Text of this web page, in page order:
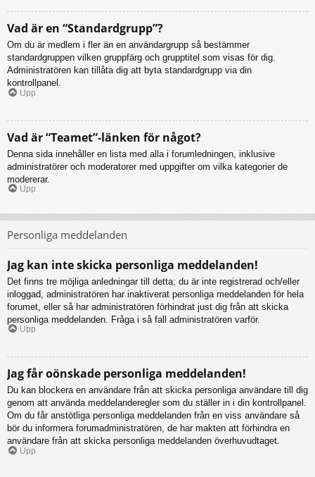
Vad är en “Standardgrupp”?
Om du är medlem i fler än en användargrupp så bestämmer
standardgruppen vilken gruppfärg och grupptitel som visas för dig.
Administratören kan tillåta dig att byta standardgrupp via din
kontrollpanel.
Upp
Vad är “Teamet”-länken för något?
Denna sida innehåller en lista med alla i forumledningen, inklusive
administratörer och moderatorer med uppgifter om vilka kategorier de
modererar.
Upp
Personliga meddelanden
Jag kan inte skicka personliga meddelanden!
Det finns tre möjliga anledningar till detta; du är inte registrerad och/eller
inloggad, administratören har inaktiverat personliga meddelanden för hela
forumet, eller så har administratören förhindrat just dig från att skicka
personliga meddelanden. Fråga i så fall administratören varför.
Upp
Jag får oönskade personliga meddelanden!
Du kan blockera en användare från att skicka personliga användare till dig
genom att använda meddelanderegler som du ställer in i din kontrollpanel.
Om du får anstötliga personliga meddelanden från en viss användare så
bör du informera forumadministratören, de har makten att förhindra en
användare från att skicka personliga meddelanden överhuvudtaget.
Upp